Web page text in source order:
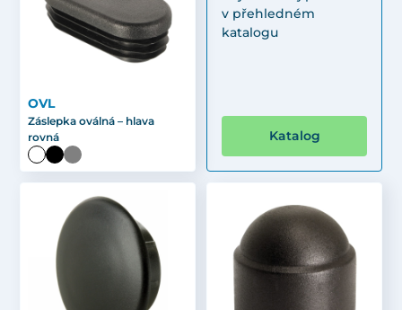
OVL
Záslepka oválná – hlava
rovná
v přehledném
katalogu
Katalog